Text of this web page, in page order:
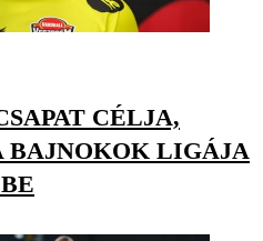
CÉLJA,
BAJNOKOK LIGÁJA